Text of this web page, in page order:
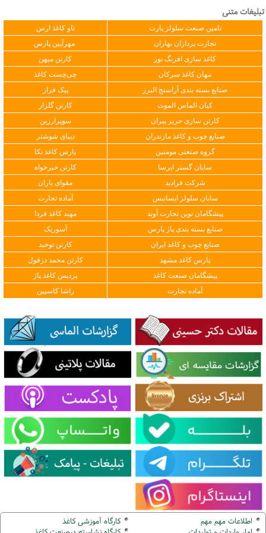
تبلیغات متنی
تامین صنعت سلولز پارت
تاو کاغذ ارس
تجارت پردازان بهاران
مهرآیین پارس
کاغذ سازی افرنگ نور
کارتن میهن
مهان کاغذ سرکان
چی‌چست کاغذ
صنایع بسته بندی آراسنج البرز
پیک فراز
کیان الماس الموت
کارتن گلزار
کارتن سازی حریر پیران
سوپرارزین
صنایع چوب و کاغذ مازندران
دیبای شوشتر
گروه صنعتی مومنین
پارس کاغذ نکا
سایان گستر ایرسا
کارتن خیرخواه
شرکت فرادید
مقوای یاران
سایان سلولز ایساتیس
آماده تجارت
پیشگامان نوین تجارت آوید
مهبد کاغذ فردا
صنایع بسته بندی پاژ پارس
آسوریک
صنایع چوب و کاغذ ایران
کارتن توحید
پارس کاغذ مشهد
کارتن محمد دزفول
پیشگامان صنعت کاغذ
پردیس کاغذ پاژ
آماده تجارت
راشا کاسپین
اطلاعات مهم مهم
کارگاه آموزشی کاغذ